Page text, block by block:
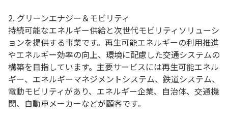
2. グリーンエナジー＆モビリティ
持続可能なエネルギー供給と次世代モビリティソリューシ
ョンを提供する事業です。再生可能エネルギーの利用推進
やエネルギー効率の向上、環境に配慮した交通システムの
構築を目指しています。主要サービスには再生可能エネル
ギー、エネルギーマネジメントシステム、鉄道システム、
電動モビリティがあり、エネルギー企業、自治体、交通機
関、自動車メーカーなどが顧客です。